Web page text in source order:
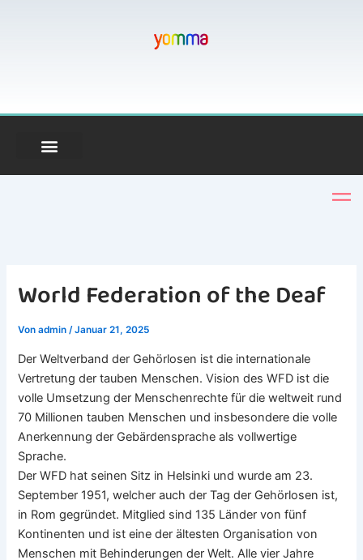
World Federation of the Deaf
Vonadmin/Januar 21, 2025
Der Weltverband der Gehörlosen ist die internationale
Vertretung der tauben Menschen. Vision des WFD ist die
volle Umsetzung der Menschenrechte für die weltweit rund
70 Millionen tauben Menschen und insbesondere die volle
Anerkennung der Gebärdensprache als vollwertige
Sprache.
Der WFD hat seinen Sitz in Helsinki und wurde am 23.
September 1951, welcher auch der Tag der Gehörlosen ist,
in Rom gegründet. Mitglied sind 135 Länder von fünf
Kontinenten und ist eine der ältesten Organisation von
Menschen mit Behinderungen der Welt. Alle vier Jahre